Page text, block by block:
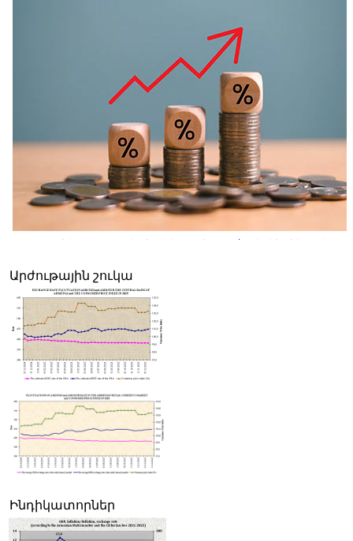
Սամվել Կարապետյանը Հայաստանի իշխանությունների
"հաջողությունն" է համարել Ռուսաստանի հետ
Արժութային շուկա
Ինդիկատորներ